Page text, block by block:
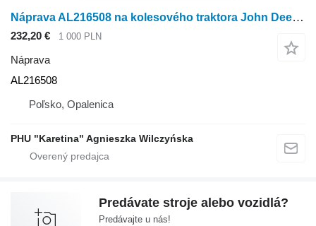
Náprava AL216508 na kolesového traktora John Deere 6110
232,20 € 1 000 PLN
Náprava
AL216508
Poľsko, Opalenica
PHU "Karetina" Agnieszka Wilczyńska
Predávate stroje alebo vozidlá?
Predávajte u nás!